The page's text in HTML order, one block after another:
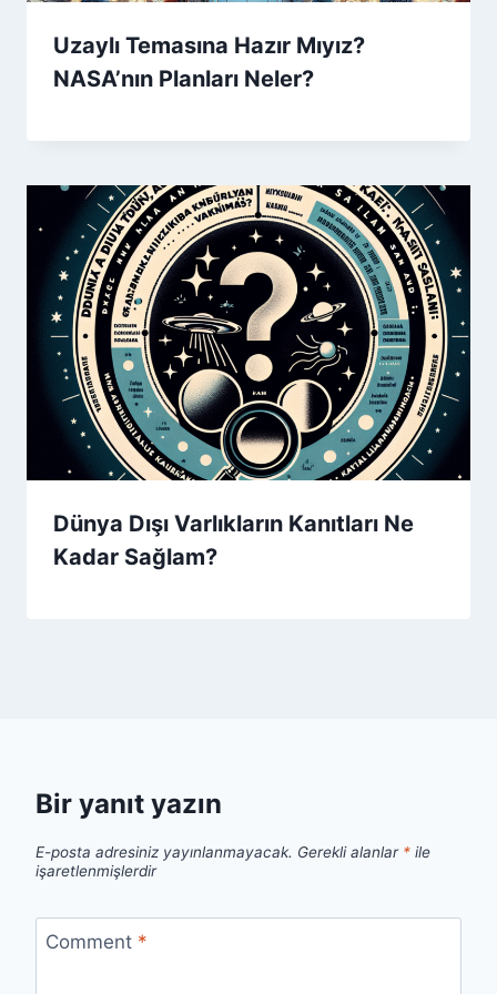
Uzaylı Temasına Hazır Mıyız?
NASA’nın Planları Neler?
Dünya Dışı Varlıkların Kanıtları Ne
Kadar Sağlam?
Bir yanıt yazın
E-posta adresiniz yayınlanmayacak. Gerekli alanlar * ile
işaretlenmişlerdir
Comment *